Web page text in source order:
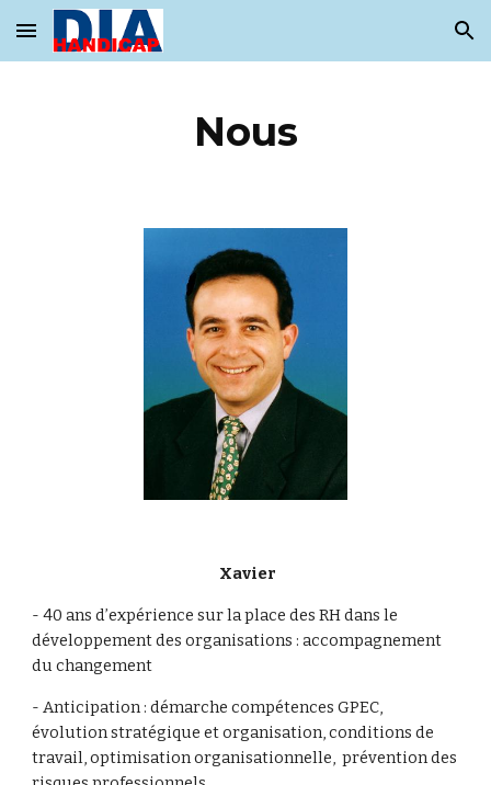
Skip to main content Skip to navigation
Nous
Xavier
- 40 ans d’expérience sur la place des RH dans le
développement des organisations : accompagnement
du changement
- Anticipation : démarche compétences GPEC,
évolution stratégique et organisation, conditions de
travail, optimisation organisationnelle,  prévention des